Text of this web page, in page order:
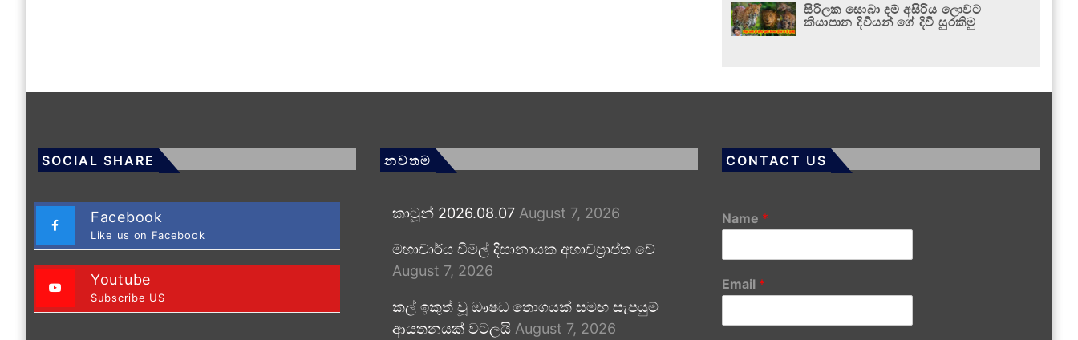
සිරිලක සොබා දම් අසිරිය ලොවට
කියාපාන දිවියන් ගේ දිවි සුරකිමු
SOCIAL SHARE
Facebook
Like us on Facebook
Youtube
Subscribe US
නවතම
කාටූන් 2026.08.07 August 7, 2026
මහාචාර්ය විමල් දිසානායක අභාවප්‍රාප්ත වේ
August 7, 2026
කල් ඉකුත් වූ ඖෂධ තොගයක් සමඟ සැපයුම්
ආයතනයක් වටලයි August 7, 2026
CONTACT US
Name *
Email *